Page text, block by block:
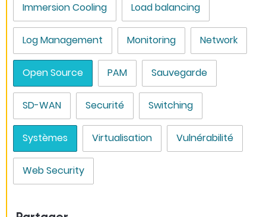
Immersion Cooling Load balancing
Log Management Monitoring Network
Open Source PAM Sauvegarde
SD-WAN Securité Switching
Systèmes Virtualisation Vulnérabilité
Web Security